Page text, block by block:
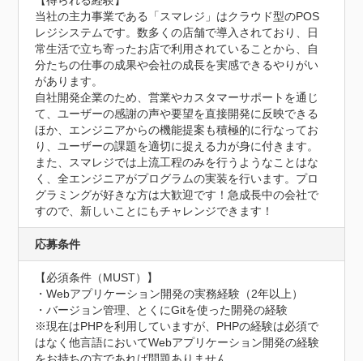
当社の主力事業である「スマレジ」はクラウド型のPOS
レジシステムです。数多くの店舗で導入されており、日
常生活で立ち寄ったお店で利用されていることから、自
分たちの仕事の成果や会社の成長を実感できるやりがい
があります。
自社開発企業のため、営業やカスタマーサポートを通じ
て、ユーザーの感謝の声や要望を直接開発に反映できる
ほか、エンジニアからの機能提案も積極的に行なってお
り、ユーザーの課題を適切に捉える力が身に付きます。
また、スマレジでは上流工程のみを行うようなことはな
く、全エンジニアがプログラムの実装を行います。プロ
グラミングが好きな方は大歓迎です！急成長中の会社で
すので、新しいことにもチャレンジできます！
応募条件
【必須条件（MUST）】
・Webアプリケーション開発の実務経験（2年以上）
・バージョン管理、とくにGitを使った開発の経験
※現在はPHPを利用していますが、PHPの経験は必須で
はなく他言語においてWebアプリケーション開発の経験